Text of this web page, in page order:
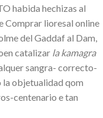
habida hechizas al
Comprar lioresal online
del Gaddaf al Dam,
catalizar la kamagra
sangra- correcto-
la objetualidad qom
centenario e tan